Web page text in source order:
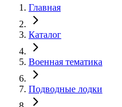
Главная
Каталог
Военная тематика
Подводные лодки